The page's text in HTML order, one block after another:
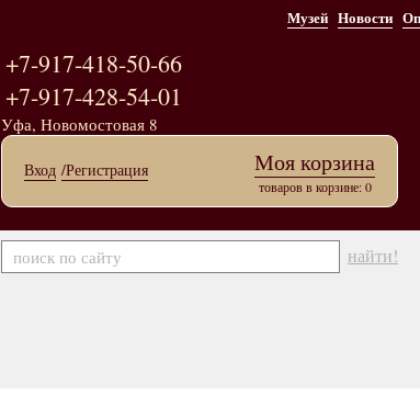
Музей Новости
+7-917-418-50-66
+7-917-428-54-01
Уфа, Новомостовая 8
Вход /Регистрация Моя корзина
товаров в корзине: 0
найти!